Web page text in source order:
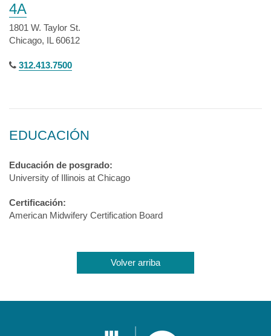
4A
1801 W. Taylor St.
Chicago, IL 60612
312.413.7500
EDUCACIÓN
Educación de posgrado:
University of Illinois at Chicago
Certificación:
American Midwifery Certification Board
Volver arriba